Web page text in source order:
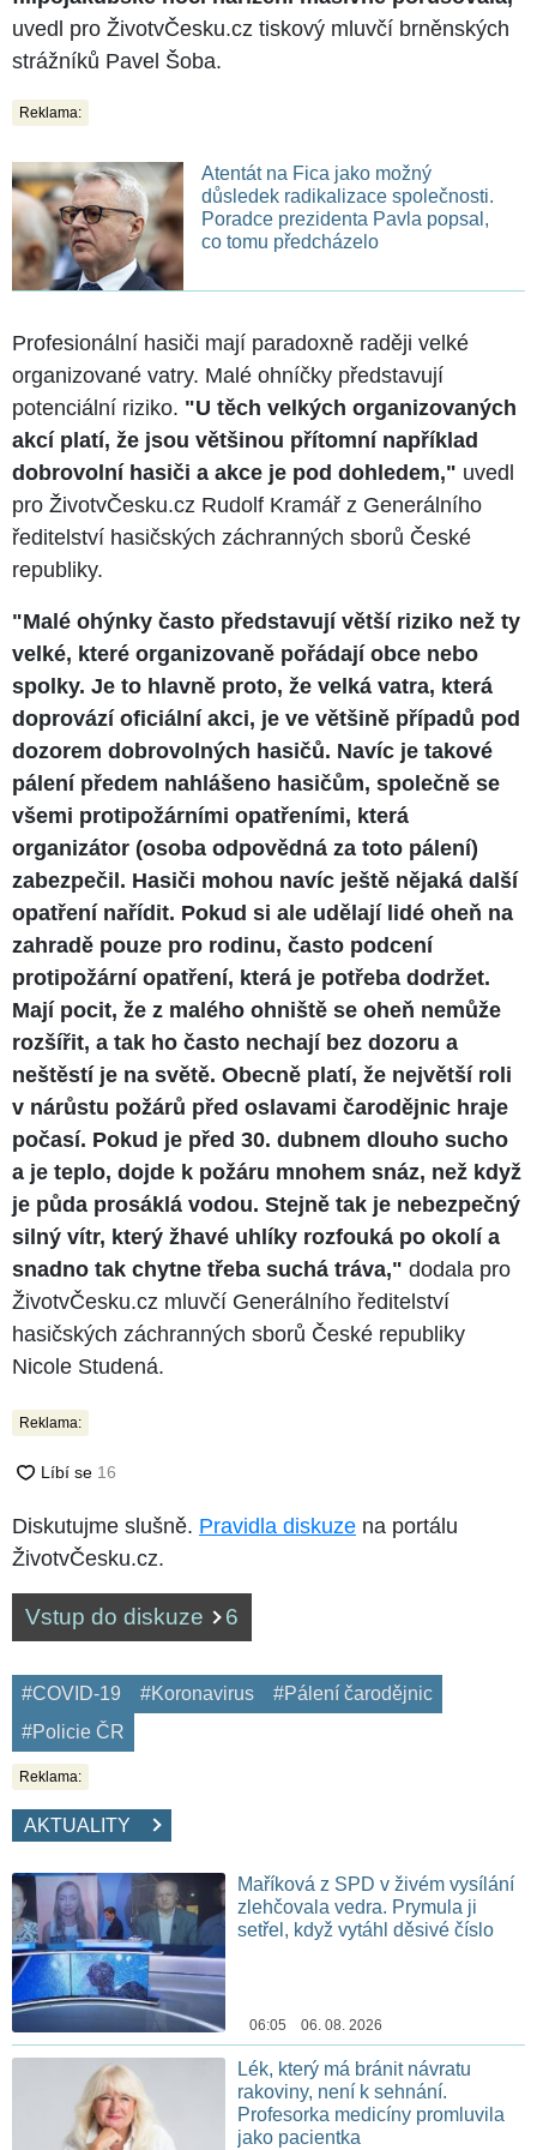
uvedl pro ŽivotvČesku.cz tiskový mluvčí brněnských
strážníků Pavel Šoba.
Reklama:
Atentát na Fica jako možný
důsledek radikalizace společnosti.
Poradce prezidenta Pavla popsal,
co tomu předcházelo
Profesionální hasiči mají paradoxně raději velké
organizované vatry. Malé ohníčky představují
potenciální riziko. "U těch velkých organizovaných
akcí platí, že jsou většinou přítomní například
dobrovolní hasiči a akce je pod dohledem," uvedl
pro ŽivotvČesku.cz Rudolf Kramář z Generálního
ředitelství hasičských záchranných sborů České
republiky.
"Malé ohýnky často představují větší riziko než ty
velké, které organizovaně pořádají obce nebo
spolky. Je to hlavně proto, že velká vatra, která
doprovází oficiální akci, je ve většině případů pod
dozorem dobrovolných hasičů. Navíc je takové
pálení předem nahlášeno hasičům, společně se
všemi protipožárními opatřeními, která
organizátor (osoba odpovědná za toto pálení)
zabezpečil. Hasiči mohou navíc ještě nějaká další
opatření nařídit. Pokud si ale udělají lidé oheň na
zahradě pouze pro rodinu, často podcení
protipožární opatření, která je potřeba dodržet.
Mají pocit, že z malého ohniště se oheň nemůže
rozšířit, a tak ho často nechají bez dozoru a
neštěstí je na světě. Obecně platí, že největší roli
v nárůstu požárů před oslavami čarodějnic hraje
počasí. Pokud je před 30. dubnem dlouho sucho
a je teplo, dojde k požáru mnohem snáz, než když
je půda prosáklá vodou. Stejně tak je nebezpečný
silný vítr, který žhavé uhlíky rozfouká po okolí a
snadno tak chytne třeba suchá tráva," dodala pro
ŽivotvČesku.cz mluvčí Generálního ředitelství
hasičských záchranných sborů České republiky
Nicole Studená.
Reklama:
Diskutujme slušně. Pravidla diskuze na portálu
ŽivotvČesku.cz.
Vstup do diskuze 6
#COVID-19 #Koronavirus
#Pálení čarodějnic
#Policie ČR
Reklama:
AKTUALITY
Maříková z SPD v živém vysílání
zlehčovala vedra. Prymula ji
setřel, když vytáhl děsivé číslo
06:05 06. 08. 2026
Lék, který má bránit návratu
rakoviny, není k sehnání.
Profesorka medicíny promluvila
jako pacientka